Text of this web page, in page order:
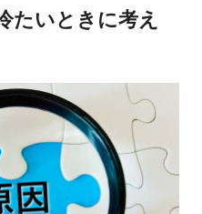
たいときに考え